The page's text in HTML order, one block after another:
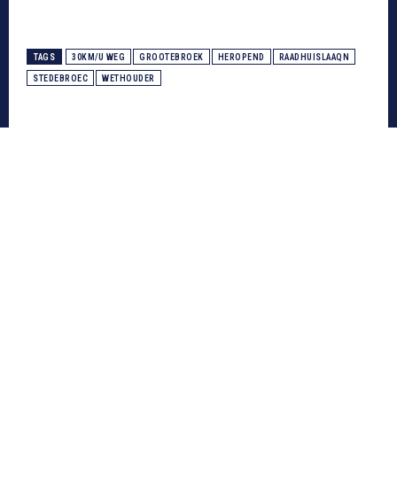
TAGS 30KM/U WEG GROOTEBROEK HEROPEND RAADHUISLAAQN
STEDEBROEC WETHOUDER